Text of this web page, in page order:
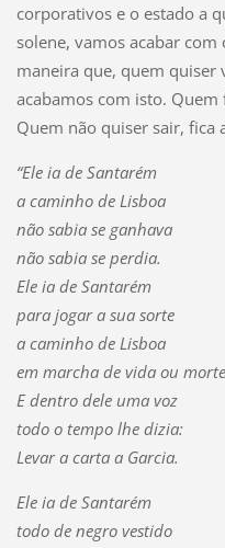
corporativos e o estado a
solene, vamos acabar com
maneira que, quem quiser
acabamos com isto.
Quem não quiser sair, fica
“Ele ia de Santarém
a caminho de Lisboa
não sabia se ganhava
não sabia se perdia.
Ele ia de Santarém
para jogar a sua sorte
a caminho de Lisboa
em marcha de vida ou
E dentro dele uma voz
todo o tempo lhe dizia:
Levar a carta a Garcia.
Ele ia de Santarém
todo de negro vestido